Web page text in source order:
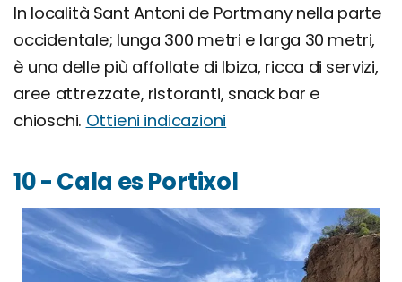
In località Sant Antoni de Portmany nella parte
occidentale; lunga 300 metri e larga 30 metri,
è una delle più affollate di Ibiza, ricca di servizi,
aree attrezzate, ristoranti, snack bar e
chioschi. Ottieni indicazioni
10 - Cala es Portixol